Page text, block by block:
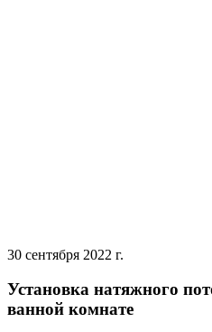
30 сентября 2022 г.
Установка натяжного
ванной комнате